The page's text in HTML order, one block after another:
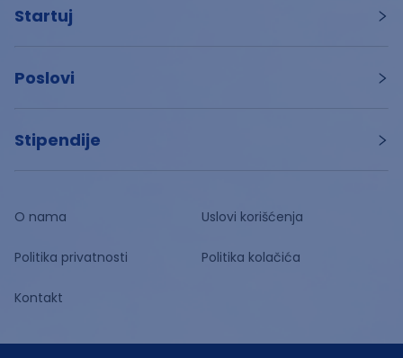
Startuj
Poslovi
Stipendije
O nama Uslovi korišćenja
Politika privatnosti Politika kolačića
Kontakt